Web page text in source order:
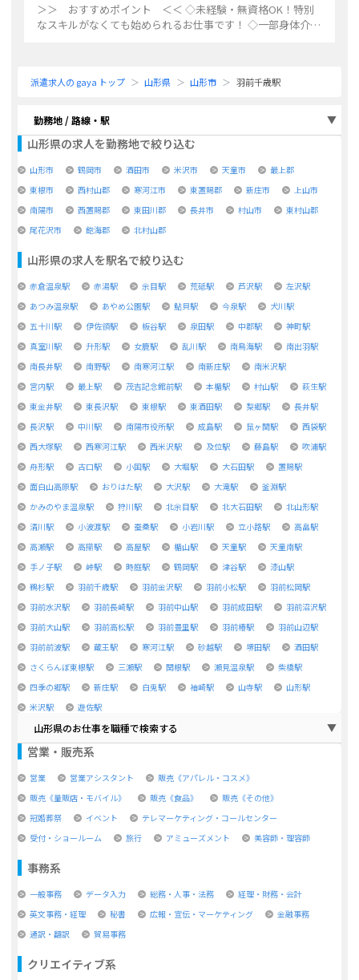
＞＞ おすすめポイント ＜＜ ◇未経験・無資格OK！特別
なスキルがなくても始められるお仕事です！ ◇一部身体介助
派遣求人の gaya トップ 山形県 山形市 羽前千歳駅
勤務地 / 路線・駅
山形県の求人を勤務地で絞り込む
山形市 鶴岡市 酒田市 米沢市 天童市
最上郡
東根市
西村山郡 寒河江市 東置賜郡 新庄市
上山市
南陽市
西置賜郡 東田川郡 長井市 村山市
東村山郡
尾花沢市
飽海郡 北村山郡
山形県の求人を駅名で絞り込む
赤倉温泉駅 赤湯駅 余目駅 荒砥駅 芦沢駅
左沢駅
あつみ温泉駅
あやめ公園駅 鮎貝駅 今泉駅
犬川駅
五十川駅
伊佐領駅 板谷駅 泉田駅 中郡駅
神町駅
真室川駅
升形駅 女鹿駅 乱川駅 南鳥海駅
南出羽駅
南長井駅
南野駅 南寒河江駅 南新庄駅
南米沢駅
宮内駅
最上駅 茂吉記念館前駅 本楯駅 村山駅
萩生駅
東金井駅
東長沢駅 東根駅 東酒田駅 梨郷駅
長井駅
長沢駅
中川駅 南陽市役所駅 成島駅 鼠ヶ関駅
西袋駅
西大塚駅
西寒河江駅 西米沢駅 及位駅 藤島駅
吹浦駅
舟形駅
古口駅 小国駅 大堀駅 大石田駅
置賜駅
面白山高原駅
おりはた駅 大沢駅 大滝駅
釜淵駅
かみのやま温泉駅
狩川駅 北余目駅 北大石田駅
北山形駅
清川駅
小波渡駅 蚕桑駅 小岩川駅 立小路駅
高畠駅
高瀬駅
高擶駅 高屋駅 楯山駅 天童駅
天童南駅
手ノ子駅
峠駅 時庭駅 鶴岡駅 津谷駅
漆山駅
鵜杉駅
羽前千歳駅 羽前金沢駅 羽前小松駅
羽前松岡駅
羽前水沢駅
羽前長崎駅 羽前中山駅 羽前成田駅
羽前沼沢駅
羽前大山駅
羽前高松駅 羽前豊里駅 羽前椿駅
羽前山辺駅
羽前前波駅
蔵王駅 寒河江駅 砂越駅 堺田駅
酒田駅
さくらんぼ東根駅
三瀬駅 関根駅 瀬見温泉駅
柴橋駅
四季の郷駅
新庄駅 白兎駅 袖崎駅 山寺駅
山形駅
米沢駅
遊佐駅
山形県のお仕事を職種で検索する
営業・販売系
営業 営業アシスタント
販売《アパレル・コスメ》
販売《量販店・モバイル》
販売《食品》
販売《その他》
冠婚葬祭
イベント
テレマーケティング・コールセンター
受付・ショールーム
旅行 アミューズメント 美容師・理容師
事務系
一般事務 データ入力 総務・人事・法務
経理・財務・会計
英文事務・経理
秘書 広報・宣伝・マーケティング
金融事務
通訳・翻訳
貿易事務
クリエイティブ系